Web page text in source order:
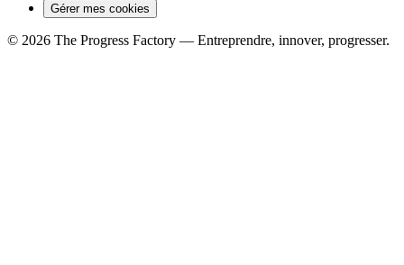
Gérer mes cookies
© 2026 The Progress Factory — Entreprendre, innover, progresser.